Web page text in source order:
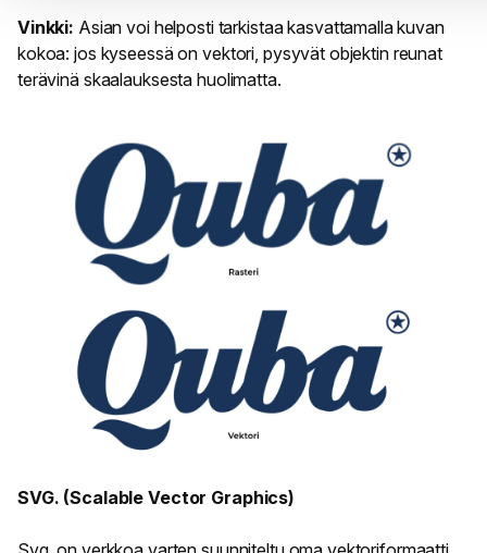
Vinkki: Asian voi helposti tarkistaa kasvattamalla kuvan
kokoa: jos kyseessä on vektori, pysyvät objektin reunat
terävinä skaalauksesta huolimatta.
SVG. (Scalable Vector Graphics)